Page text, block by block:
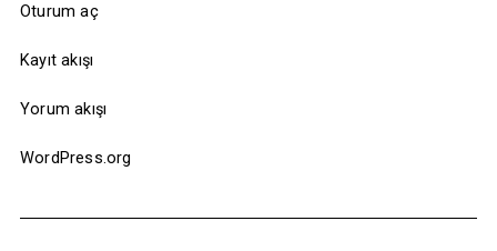
Oturum aç
Kayıt akışı
Yorum akışı
WordPress.org